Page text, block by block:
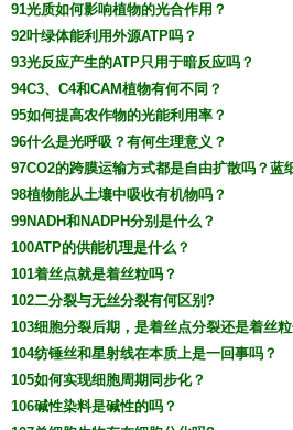
91光质如何影响植物的光合作用？
92叶绿体能利用外源ATP吗？
93光反应产生的ATP只用于暗反应吗？
94C3、C4和CAM植物有何不同？
95如何提高农作物的光能利用率？
96什么是光呼吸？有何生理意义？
97CO2的跨膜运输方式都是自由扩散吗？蓝
98植物能从土壤中吸收有机物吗？
99NADH和NADPH分别是什么？
100ATP的供能机理是什么？
101着丝点就是着丝粒吗？
102二分裂与无丝分裂有何区别?
103细胞分裂后期，是着丝点分裂还是着丝粒
104纺锤丝和星射线在本质上是一回事吗？
105如何实现细胞周期同步化？
106碱性染料是碱性的吗？